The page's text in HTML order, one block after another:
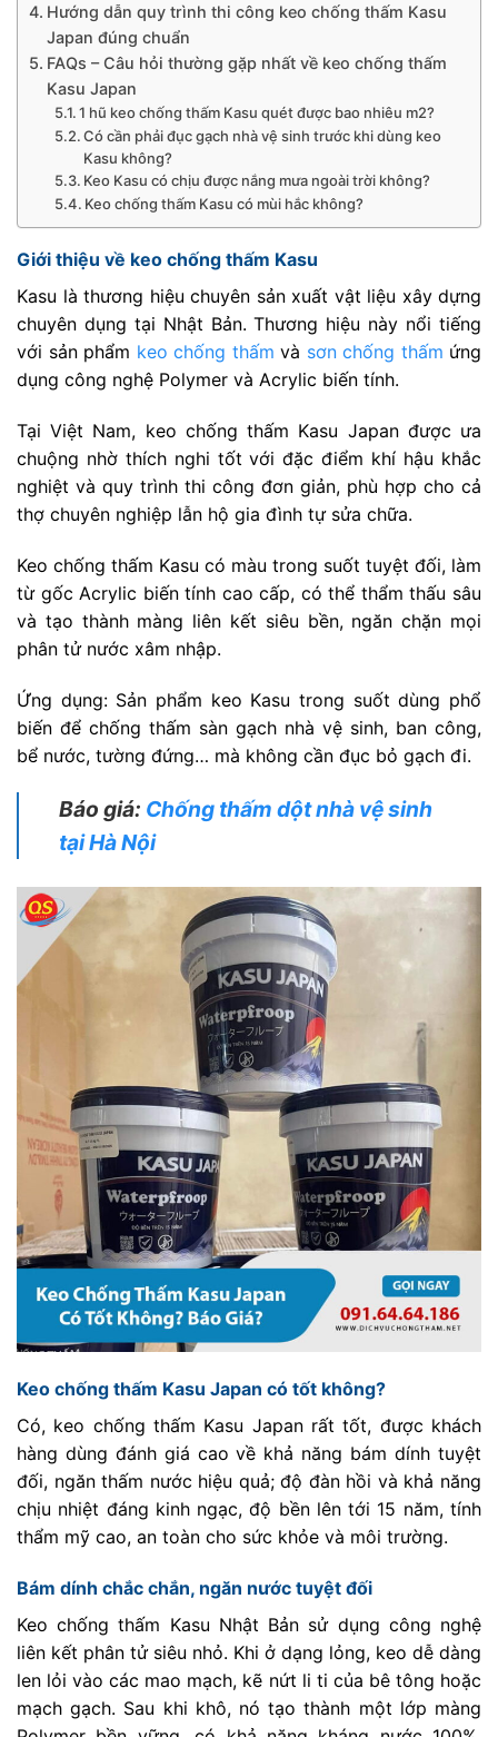
Hướng dẫn quy trình thi công keo chống thấm Kasu
Japan đúng chuẩn
FAQs – Câu hỏi thường gặp nhất về keo chống thấm
Kasu Japan
1 hũ keo chống thấm Kasu quét được bao nhiêu m2?
Có cần phải đục gạch nhà vệ sinh trước khi dùng keo
Kasu không?
Keo Kasu có chịu được nắng mưa ngoài trời không?
Keo chống thấm Kasu có mùi hắc không?
Giới thiệu về keo chống thấm Kasu
Kasu là thương hiệu chuyên sản xuất vật liệu xây dựng
chuyên dụng tại Nhật Bản. Thương hiệu này nổi tiếng
với sản phẩm keo chống thấm và sơn chống thấm ứng
dụng công nghệ Polymer và Acrylic biến tính.
Tại Việt Nam, keo chống thấm Kasu Japan được ưa
chuộng nhờ thích nghi tốt với đặc điểm khí hậu khắc
nghiệt và quy trình thi công đơn giản, phù hợp cho cả
thợ chuyên nghiệp lẫn hộ gia đình tự sửa chữa.
Keo chống thấm Kasu có màu trong suốt tuyệt đối, làm
từ gốc Acrylic biến tính cao cấp, có thể thẩm thấu sâu
và tạo thành màng liên kết siêu bền, ngăn chặn mọi
phân tử nước xâm nhập.
Ứng dụng: Sản phẩm keo Kasu trong suốt dùng phổ
biến để chống thấm sàn gạch nhà vệ sinh, ban công,
bể nước, tường đứng… mà không cần đục bỏ gạch đi.
Báo giá: Chống thấm dột nhà vệ sinh
tại Hà Nội
Keo chống thấm Kasu Japan có tốt không?
Có, keo chống thấm Kasu Japan rất tốt, được khách
hàng dùng đánh giá cao về khả năng bám dính tuyệt
đối, ngăn thấm nước hiệu quả; độ đàn hồi và khả năng
chịu nhiệt đáng kinh ngạc, độ bền lên tới 15 năm, tính
thẩm mỹ cao, an toàn cho sức khỏe và môi trường.
Bám dính chắc chắn, ngăn nước tuyệt đối
Keo chống thấm Kasu Nhật Bản sử dụng công nghệ
liên kết phân tử siêu nhỏ. Khi ở dạng lỏng, keo dễ dàng
len lỏi vào các mao mạch, kẽ nứt li ti của bê tông hoặc
mạch gạch. Sau khi khô, nó tạo thành một lớp màng